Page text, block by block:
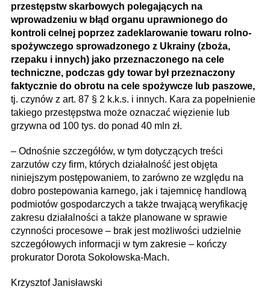
przestępstw skarbowych polegających na
wprowadzeniu w błąd organu uprawnionego do
kontroli celnej poprzez zadeklarowanie towaru rolno-
spożywczego sprowadzonego z Ukrainy (zboża,
rzepaku i innych) jako przeznaczonego na cele
techniczne, podczas gdy towar był przeznaczony
faktycznie do obrotu na cele spożywcze lub paszowe,
tj. czynów z art. 87 § 2 k.k.s. i innych. Kara za popełnienie
takiego przestępstwa może oznaczać więzienie lub
grzywna od 100 tys. do ponad 40 mln zł.
– Odnośnie szczegółów, w tym dotyczących treści
zarzutów czy firm, których działalność jest objęta
niniejszym postępowaniem, to zarówno ze względu na
dobro postepowania karnego, jak i tajemnicę handlową
podmiotów gospodarczych a także trwającą weryfikację
zakresu działalności a także planowane w sprawie
czynności procesowe – brak jest możliwości udzielnie
szczegółowych informacji w tym zakresie – kończy
prokurator Dorota Sokołowska-Mach.
Krzysztof Janisławski